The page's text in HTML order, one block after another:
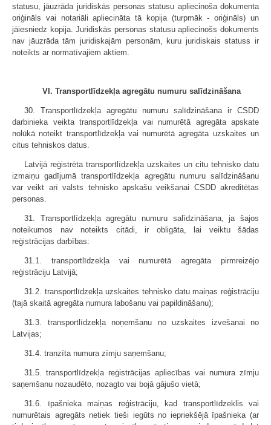
statusu, jāuzrāda juridiskās personas statusu apliecinoša dokumenta
oriģināls vai notariāli apliecināta tā kopija (turpmāk - oriģināls) un
jāiesniedz kopija. Juridiskās personas statusu apliecinošs dokuments
nav jāuzrāda tām juridiskajām personām, kuru juridiskais statuss ir
noteikts ar normatīvajiem aktiem.
VI. Transportlīdzekļa agregātu numuru salīdzināšana
30. Transportlīdzekļa agregātu numuru salīdzināšana ir CSDD
darbinieka veikta transportlīdzekļa vai numurētā agregāta apskate
nolūkā noteikt transportlīdzekļa vai numurētā agregāta uzskaites un
citus tehniskos datus.
Latvijā reģistrēta transportlīdzekļa uzskaites un citu tehnisko datu
izmaiņu gadījumā transportlīdzekļa agregātu numuru salīdzināšanu
var veikt arī valsts tehnisko apskašu veikšanai CSDD akreditētas
personas.
31. Transportlīdzekļa agregātu numuru salīdzināšana, ja šajos
noteikumos nav noteikts citādi, ir obligāta, lai veiktu šādas
reģistrācijas darbības:
31.1. transportlīdzekļa vai numurētā agregāta pirmreizējo
reģistrāciju Latvijā;
31.2. transportlīdzekļa uzskaites tehnisko datu maiņas reģistrāciju
(tajā skaitā agregāta numura labošanu vai papildināšanu);
31.3. transportlīdzekļa noņemšanu no uzskaites izvešanai no
Latvijas;
31.4. tranzīta numura zīmju saņemšanu;
31.5. transportlīdzekļa reģistrācijas apliecības vai numura zīmju
saņemšanu nozaudēto, nozagto vai bojā gājušo vietā;
31.6. īpašnieka maiņas reģistrāciju, kad transportlīdzeklis vai
numurētais agregāts netiek tieši iegūts no iepriekšējā īpašnieka (ar